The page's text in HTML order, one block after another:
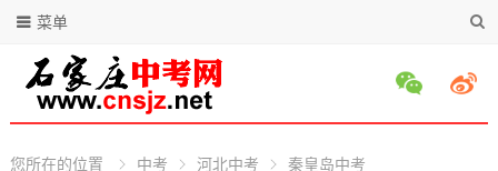
菜单
您所在的位置 中考 河北中考 秦皇岛中考